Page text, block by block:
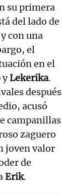
su primera
del lado de
con una
el
en el
yLekerika.
después
acusó
campanillas
zaguero
joven valor
de
Erik.